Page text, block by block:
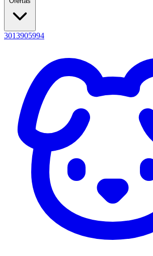
3013905994